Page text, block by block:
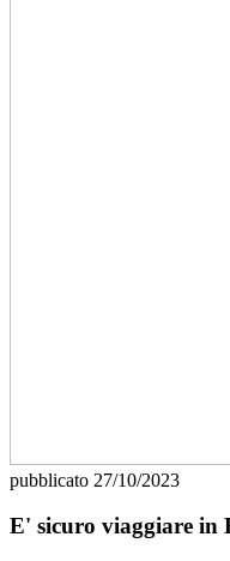
pubblicato 27/10/2023
E' sicuro viaggiare in